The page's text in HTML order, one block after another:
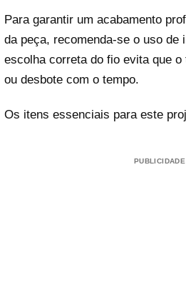
Para garantir um acabamento
da peça, recomenda-se o uso de
escolha correta do fio evita que
ou desbote com o tempo.
Os itens essenciais para este
PUBLICIDADE